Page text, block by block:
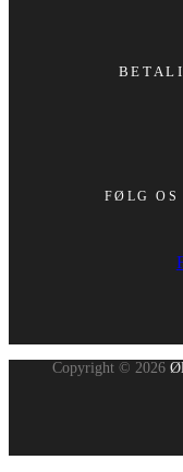
FØLG OS
Copyright © 2026